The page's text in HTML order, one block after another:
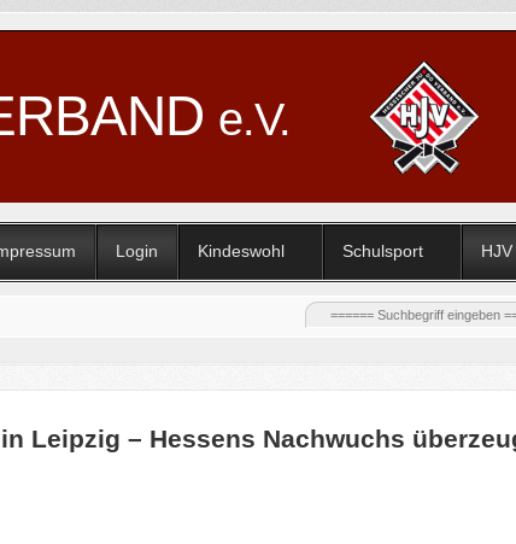
e.V.
Login Kindeswohl Schulsport
Leipzig – Hessens Nachwuchs